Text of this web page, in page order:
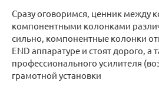
Сразу оговоримся, ценник между
компонентными колонками
сильно, компонентные колонки
END аппаратуре и стоят дорого, а
профессионального усилителя
грамотной установки